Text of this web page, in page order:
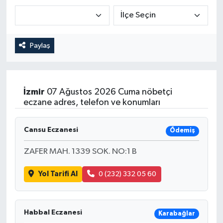
Paylaş
İzmir 07 Ağustos 2026 Cuma nöbetçi
eczane adres, telefon ve konumları
Cansu Eczanesi Ödemiş
ZAFER MAH. 1339 SOK. NO:1 B
Yol Tarifi Al 0 (232) 332 05 60
Habbal Eczanesi Karabağlar